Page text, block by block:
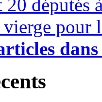
20 députés
pour